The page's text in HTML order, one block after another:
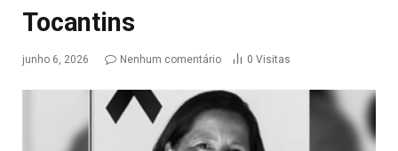
Tocantins
junho 6, 2026 Nenhum comentário 0 Visitas